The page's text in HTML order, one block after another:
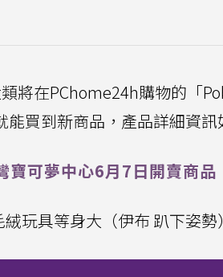
將在PChome24h購物的「
能買到新商品，產品詳細資訊
寶可夢中心6月7日開賣商品
絨玩具等身大（伊布 趴下姿